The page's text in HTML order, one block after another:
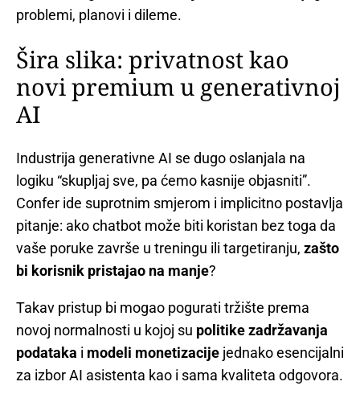
problemi, planovi i dileme.
Šira slika: privatnost kao
novi premium u generativnoj
AI
Industrija generativne AI se dugo oslanjala na
logiku “skupljaj sve, pa ćemo kasnije objasniti”.
Confer ide suprotnim smjerom i implicitno postavlja
pitanje: ako chatbot može biti koristan bez toga da
vaše poruke završe u treningu ili targetiranju, zašto
bi korisnik pristajao na manje?
Takav pristup bi mogao pogurati tržište prema
novoj normalnosti u kojoj su politike zadržavanja
podataka i modeli monetizacije jednako esencijalni
za izbor AI asistenta kao i sama kvaliteta odgovora.